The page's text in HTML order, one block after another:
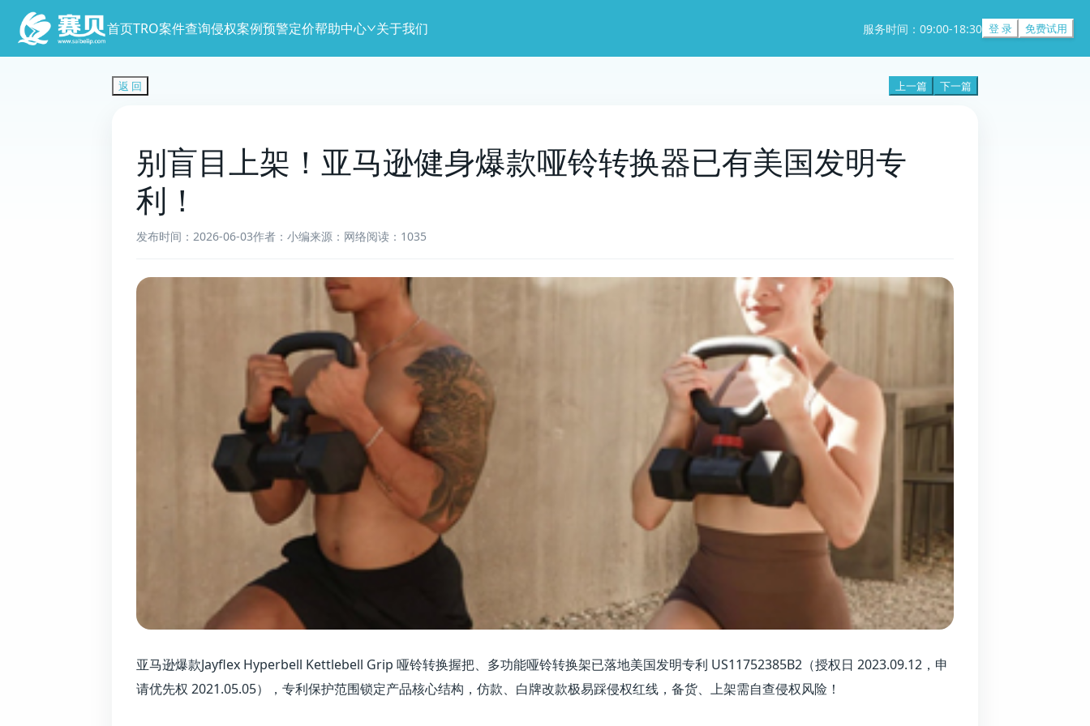
首页TRO案件查询侵权案例预警定价帮助中心 关于我们 服务时间：09:00-18:30 登 录 免费试用
返 回 上一篇 下一篇
别盲目上架！亚马逊健身爆款哑铃转换器已有美国发明专
利！
发布时间：2026-06-03作者：小编来源：网络阅读：1035
亚马逊爆款Jayflex Hyperbell Kettlebell Grip 哑铃转换握把、多功能哑铃转换架已落地美国发明专利 US11752385B2（授权日 2023.09.12，申
请优先权 2021.05.05），专利保护范围锁定产品核心结构，仿款、白牌改款极易踩侵权红线，备货、上架需自查侵权风险！